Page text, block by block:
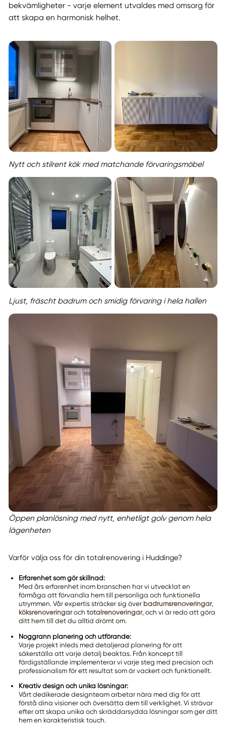
bekvämligheter - varje element utvaldes med omsorg för
att skapa en harmonisk helhet.
Nytt och stilrent kök med matchande förvaringsmöbel
Ljust, fräscht badrum och smidig förvaring i hela hallen
Öppen planlösning med nytt, enhetligt golv genom hela
lägenheten
Varför välja oss för din totalrenovering i Huddinge?
Erfarenhet som gör skillnad:
Med års erfarenhet inom branschen har vi utvecklat en
förmåga att förvandla hem till personliga och funktionella
utrymmen. Vår expertis sträcker sig över badrumsrenoveringar,
köksrenoveringaroch totalrenoveringar, och vi är redo att göra
ditt hem till det du alltid drömt om.
Noggrann planering och utförande:
Varje projekt inleds med detaljerad planering för att
säkerställa att varje detalj beaktas. Från koncept till
färdigställande implementerar vi varje steg med precision och
professionalism för ett resultat som är vackert och funktionellt.
Kreativ design och unika lösningar:
Vårt dedikerade designteam arbetar nära med dig för att
förstå dina visioner och översätta dem till verklighet. Vi strävar
efter att skapa unika och skräddarsydda lösningar som ger ditt
hem en karakteristisk touch.